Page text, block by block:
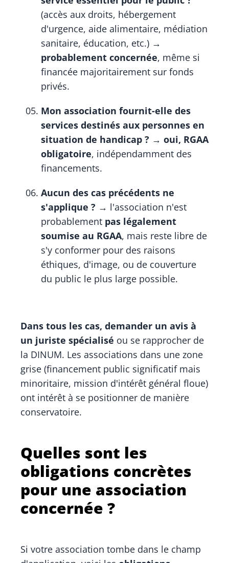
(accès aux droits, hébergement
d'urgence, aide alimentaire, médiation
sanitaire, éducation, etc.) →
probablement concernée, même si
financée majoritairement sur fonds
privés.
Mon association fournit-elle des
services destinés aux personnes en
situation de handicap ? → oui, RGAA
obligatoire, indépendamment des
financements.
Aucun des cas précédents ne
s'applique ? → l'association n'est
probablement pas légalement
soumise au RGAA, mais reste libre de
s'y conformer pour des raisons
éthiques, d'image, ou de couverture
du public le plus large possible.
Dans tous les cas, demander un avis à
un juriste spécialisé ou se rapprocher de
la DINUM. Les associations dans une zone
grise (financement public significatif mais
minoritaire, mission d'intérêt général floue)
ont intérêt à se positionner de manière
conservatoire.
Quelles sont les
obligations concrètes
pour une association
concernée ?
Si votre association tombe dans le champ